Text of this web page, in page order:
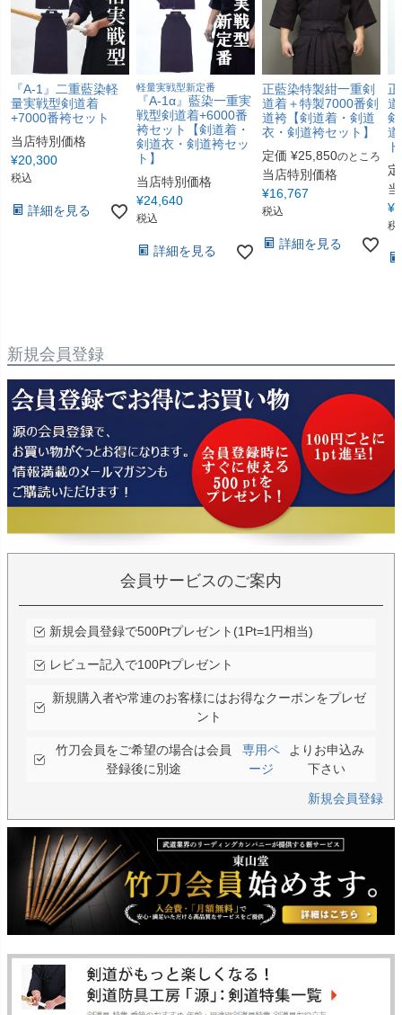
『A-1』二重藍染軽
量実戦型剣道着
+7000番袴セット
当店特別価格
¥20,300
税込
詳細を見る
軽量実戦型新定番
『A-1α』藍染一重実
戦型剣道着+6000番
袴セット【剣道着・
剣道衣・剣道袴セッ
ト】
当店特別価格
¥24,640
税込
詳細を見る
正藍染特製紺一重剣
道着＋特製7000番剣
道袴【剣道着・剣道
衣・剣道袴セット】
定価 ¥25,850のところ
当店特別価格
¥16,767
税込
詳細を見る
¥
税
新規会員登録
会員サービスのご案内
新規会員登録で500Ptプレゼント(1Pt=1円相当)
レビュー記入で100Ptプレゼント
新規購入者や常連のお客様にはお得なクーポンをプレゼ
ント
竹刀会員をご希望の場合は会員
登録後に別途
専用ペ
ージ
よりお申込み
下さい
新規会員登録